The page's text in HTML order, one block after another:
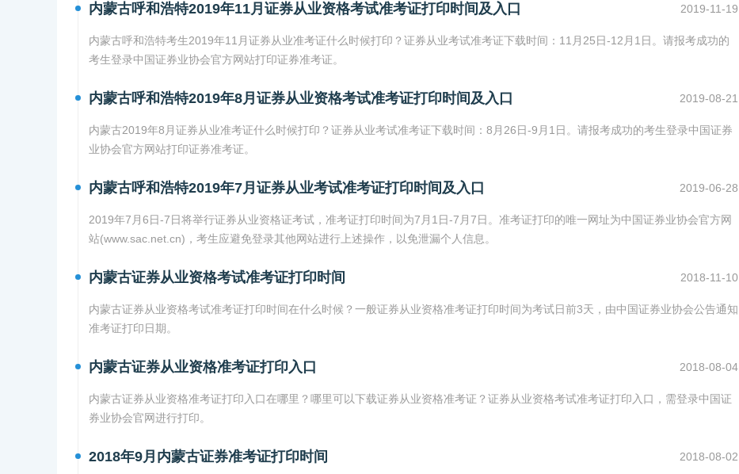
内蒙古呼和浩特2019年11月证券从业资格考试准考证打印时间及入口 2019-11-19
内蒙古呼和浩特考生2019年11月证券从业准考证什么时候打印？证券从业考试准考证下载时间：11月25日-12月1日。请报考成功的
考生登录中国证券业协会官方网站打印证券准考证。
内蒙古呼和浩特2019年8月证券从业资格考试准考证打印时间及入口 2019-08-21
内蒙古2019年8月证券从业准考证什么时候打印？证券从业考试准考证下载时间：8月26日-9月1日。请报考成功的考生登录中国证券
业协会官方网站打印证券准考证。
内蒙古呼和浩特2019年7月证券从业考试准考证打印时间及入口 2019-06-28
2019年7月6日-7日将举行证券从业资格证考试，准考证打印时间为7月1日-7月7日。准考证打印的唯一网址为中国证券业协会官方网
站(www.sac.net.cn)，考生应避免登录其他网站进行上述操作，以免泄漏个人信息。
内蒙古证券从业资格考试准考证打印时间 2018-11-10
内蒙古证券从业资格考试准考证打印时间在什么时候？一般证券从业资格准考证打印时间为考试日前3天，由中国证券业协会公告通知
准考证打印日期。
内蒙古证券从业资格准考证打印入口 2018-08-04
内蒙古证券从业资格准考证打印入口在哪里？哪里可以下载证券从业资格准考证？证券从业资格考试准考证打印入口，需登录中国证
券业协会官网进行打印。
2018年9月内蒙古证券准考证打印时间 2018-08-02